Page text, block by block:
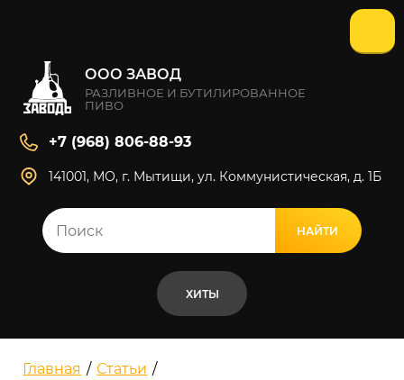
ООО ЗАВОД
РАЗЛИВНОЕ И БУТИЛИРОВАННОЕ
ПИВО
+7 (968) 806-88-93
141001, МО, г. Мытищи, ул. Коммунистическая, д. 1Б
НАЙТИ
ВСЕ РЕЗУЛЬТАТЫ
ХИТЫ
Главная / Статьи /